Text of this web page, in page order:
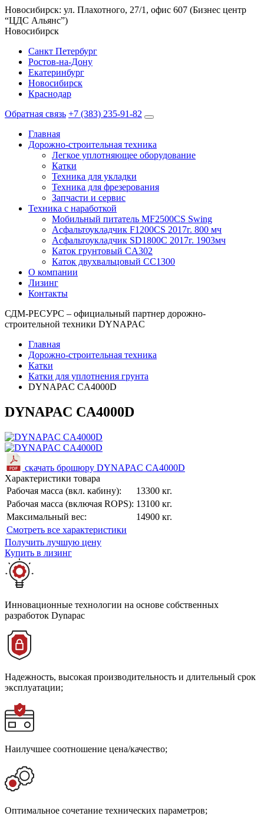
Новосибирск: ул. Плахотного, 27/1, офис 607 (Бизнес центр
“ЦДС Альянс”)
Новосибирск
Санкт Петербург
Ростов-на-Дону
Екатеринбург
Новосибирск
Краснодар
Обратная связь +7 (383) 235-91-82
Главная
Дорожно-строительная техника
Легкое уплотняющее оборудование
Катки
Техника для укладки
Техника для фрезерования
Запчасти и сервис
Техника с наработкой
Мобильный питатель MF2500CS Swing
Асфальтоукладчик F1200CS 2017г. 800 мч
Асфальтоукладчик SD1800C 2017г. 1903мч
Каток грунтовый CA302
Каток двухвальцовый CC1300
О компании
Лизинг
Контакты
СДМ-РЕСУРС – официальный партнер дорожно-
строительной техники DYNAPAC
Главная
Дорожно-строительная техника
Катки
Катки для уплотнения грунта
DYNAPAC CA4000D
DYNAPAC CA4000D
скачать брошюру DYNAPAC CA4000D
Характеристики товара
Рабочая масса (вкл. кабину):
13300 кг.
Рабочая масса (включая ROPS): 13100 кг.
Максимальный вес:
14900 кг.
Cмотреть все характеристики
Получить лучшую цену
Купить в лизинг
Инновационные технологии на основе собственных
разработок Dynapac
Надежность, высокая производительность и длительный срок
эксплуатации;
Наилучшее соотношение цена/качество;
Оптимальное сочетание технических параметров;